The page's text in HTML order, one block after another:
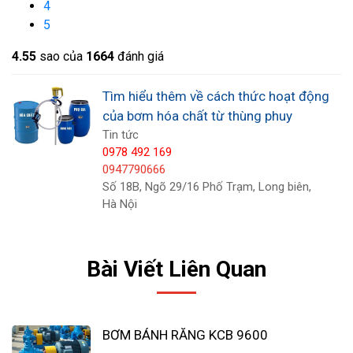
nén
4
5
4.55 sao của 1664 đánh giá
Tìm hiểu thêm về cách thức hoạt động
của bơm hóa chất từ thùng phuy
Tin tức
0978 492 169
0947790666
Số 18B, Ngõ 29/16 Phố Trạm, Long biên,
Hà Nội
Bài Viết Liên Quan
BƠM BÁNH RĂNG KCB 9600